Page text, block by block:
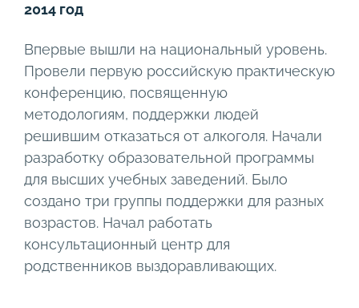
2014 год
Впервые вышли на национальный уровень.
Провели первую российскую практическую
конференцию, посвященную
методологиям, поддержки людей
решившим отказаться от алкоголя. Начали
разработку образовательной программы
для высших учебных заведений. Было
создано три группы поддержки для разных
возрастов. Начал работать
консультационный центр для
родственников выздоравливающих.